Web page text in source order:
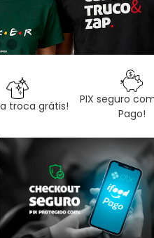
troca grátis!
PIX seguro
Pago!